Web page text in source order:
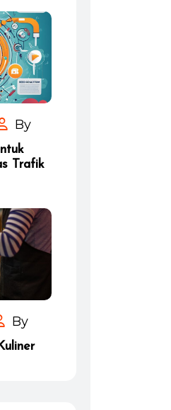
By
Trafik
By